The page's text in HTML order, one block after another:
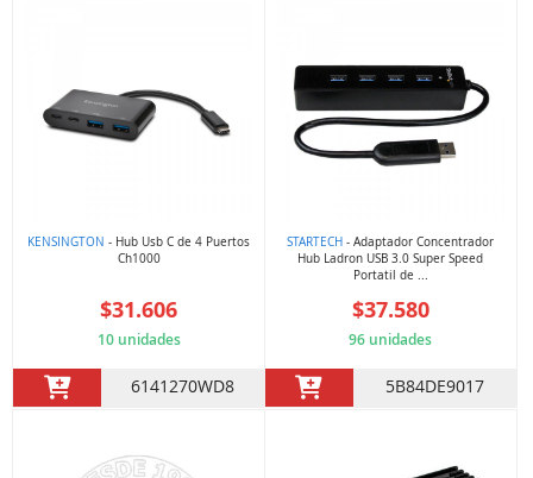
KENSINGTON - Hub Usb C de 4 Puertos
Ch1000
$31.606
10 unidades
6141270WD8
STARTECH - Adaptador Concentrador
Hub Ladron USB 3.0 Super Speed
Portatil de ...
$37.580
96 unidades
5B84DE9017